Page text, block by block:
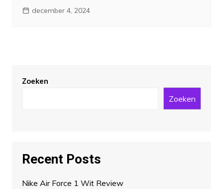
december 4, 2024
Zoeken
Zoeken
Recent Posts
Nike Air Force 1 Wit Review